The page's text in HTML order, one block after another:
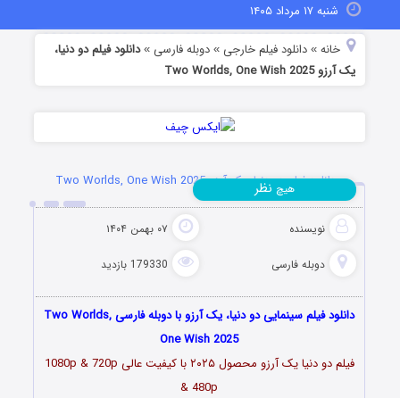
شنبه ۱۷ مرداد ۱۴۰۵
خانه »دانلود فیلم خارجی »دوبله فارسی »دانلود فیلم دو دنیا،
یک آرزو Two Worlds, One Wish 2025
دانلود فیلم دو دنیا، یک آرزو Two Worlds, One Wish 2025
نویسنده ۰۷ بهمن ۱۴۰۴
دوبله فارسی 179330 بازدید
هیچ نظر
دانلود فیلم سینمایی دو دنیا، یک آرزو با دوبله فارسی Two Worlds,
One Wish 2025
فیلم دو دنیا یک آرزو محصول ۲۰۲۵ با کیفیت عالی 1080p & 720p
& 480p